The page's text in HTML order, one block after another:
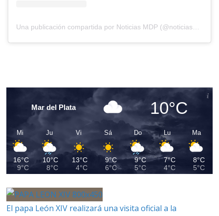
Una publicación compartida por Noticias MDP (@noticiasmdp)
Mar del Plata 10°C
Mi
16°C
9°C
Ju
10°C
8°C
Vi
13°C
4°C
Sá
9°C
6°C
Do
9°C
5°C
Lu
7°C
4°C
Ma
8°C
5°C
El papa León XIV realizará una visita oficial a la